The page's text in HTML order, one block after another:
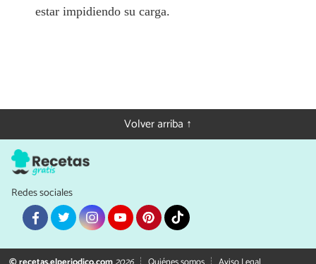
estar impidiendo su carga.
Volver arriba ↑
Redes sociales